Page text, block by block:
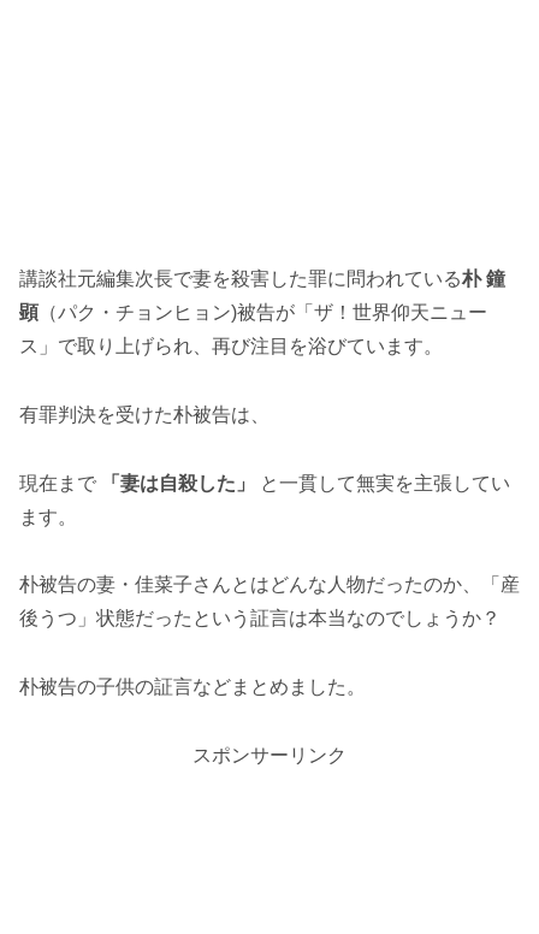
講談社元編集次長で妻を殺害した罪に問われている朴 鐘
顕（パク・チョンヒョン)被告が「ザ！世界仰天ニュー
ス」で取り上げられ、再び注目を浴びています。
有罪判決を受けた朴被告は、
現在まで 「妻は自殺した」
と一貫して無実を主張してい
ます。
朴被告の妻・佳菜子さんとはどんな人物だったのか、「産
後うつ」状態だったという証言は本当なのでしょうか？
朴被告の子供の証言などまとめました。
スポンサーリンク